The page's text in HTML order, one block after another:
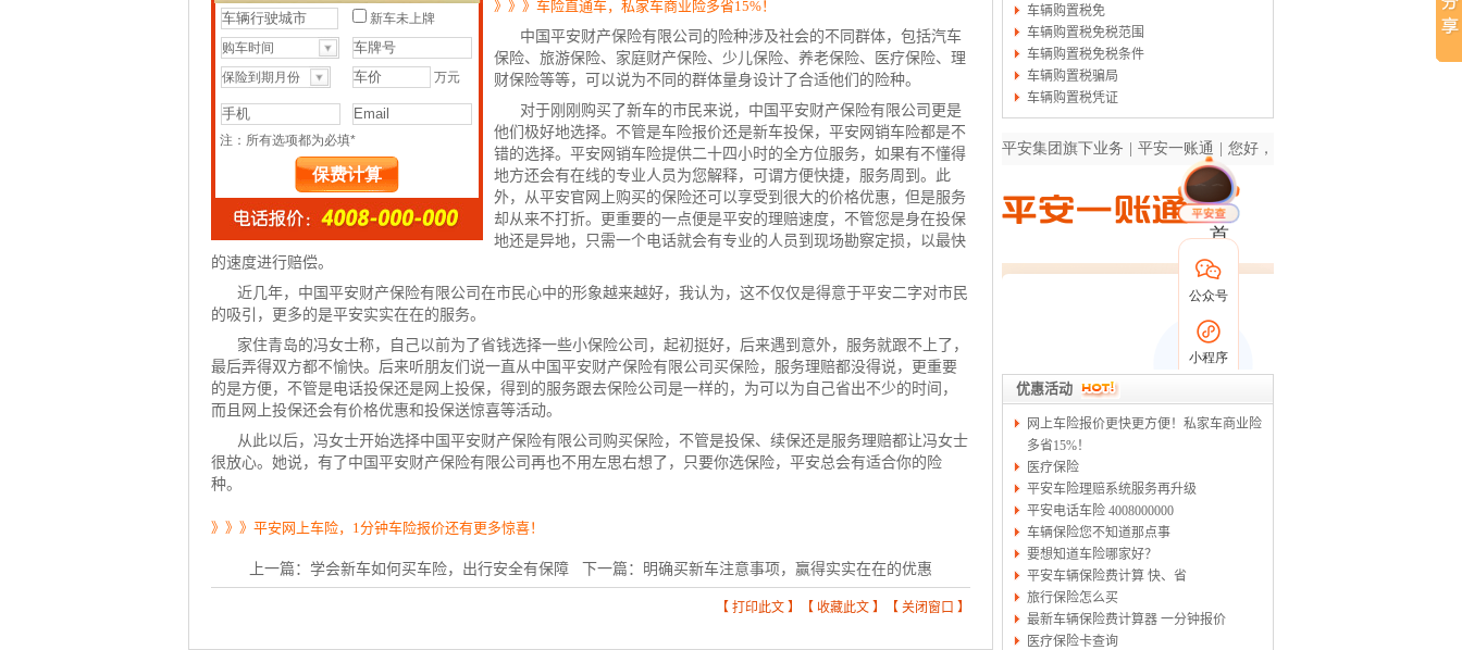
车辆购置税免
车辆购置税免税范围
车辆购置税免税条件
车辆购置税骗局
车辆购置税凭证
优惠活动
网上车险报价更快更方便！私家车商业险
多省15%！
医疗保险
平安车险理赔系统服务再升级
平安电话车险 4008000000
车辆保险您不知道那点事
要想知道车险哪家好？
平安车辆保险费计算 快、省
旅行保险怎么买
最新车辆保险费计算器 一分钟报价
医疗保险卡查询
》》》车险直通车，私家车商业险多省15%！
中国平安财产保险有限公司的险种涉及社会的不同群体，包括汽车
保险、旅游保险、家庭财产保险、少儿保险、养老保险、医疗保险、理
财保险等等，可以说为不同的群体量身设计了合适他们的险种。
对于刚刚购买了新车的市民来说，中国平安财产保险有限公司更是
他们极好地选择。不管是车险报价还是新车投保，平安网销车险都是不
错的选择。平安网销车险提供二十四小时的全方位服务，如果有不懂得
地方还会有在线的专业人员为您解释，可谓方便快捷，服务周到。此
外，从平安官网上购买的保险还可以享受到很大的价格优惠，但是服务
却从来不打折。更重要的一点便是平安的理赔速度，不管您是身在投保
地还是异地，只需一个电话就会有专业的人员到现场勘察定损，以最快
的速度进行赔偿。
近几年，中国平安财产保险有限公司在市民心中的形象越来越好，我认为，这不仅仅是得意于平安二字对市民
的吸引，更多的是平安实实在在的服务。
家住青岛的冯女士称，自己以前为了省钱选择一些小保险公司，起初挺好，后来遇到意外，服务就跟不上了，
最后弄得双方都不愉快。后来听朋友们说一直从中国平安财产保险有限公司买保险，服务理赔都没得说，更重要
的是方便，不管是电话投保还是网上投保，得到的服务跟去保险公司是一样的，为可以为自己省出不少的时间，
而且 网上投保还会有价格优惠和投保送惊喜等活动。
从此以后，冯女士开始选择中国平安财产保险有限公司购买保险，不管是投保、续保还是服务理赔都让冯女士
很放心。她说，有了中国平安财产保险有限公司再也不用左思右想了，只要你选保险，平安总会有适合你的险
种。
》》》平安网上车险，1分钟车险报价还有更多惊喜！
上一篇： 学会新车如何买车险，出行安全有保障 下一篇： 明确买新车注意事项，赢得实实在在的优惠
【 打印此文 】【 收藏此文 】【 关闭窗口 】